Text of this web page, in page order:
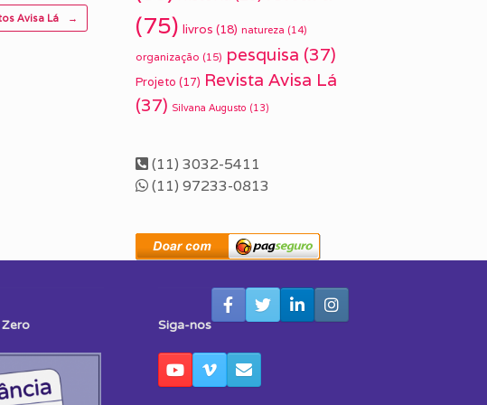
Avisa Lá →
(75) livros (18) natureza (14)
organização (15) pesquisa (37)
Projeto (17) Revista Avisa Lá
(37) Silvana Augusto (13)
(11) 3032-5411
(11) 97233-0813
Siga-nos